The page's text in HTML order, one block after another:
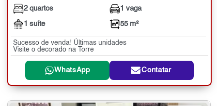
2 quartos
1 suíte
1 vaga
55 m²
Sucesso de venda! Últimas unidades
Visite o decorado na Torre
WhatsApp Contatar